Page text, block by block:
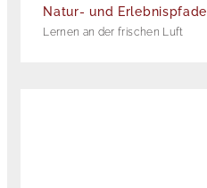
Natur- und Erlebnispfade
Lernen an der frischen Luft